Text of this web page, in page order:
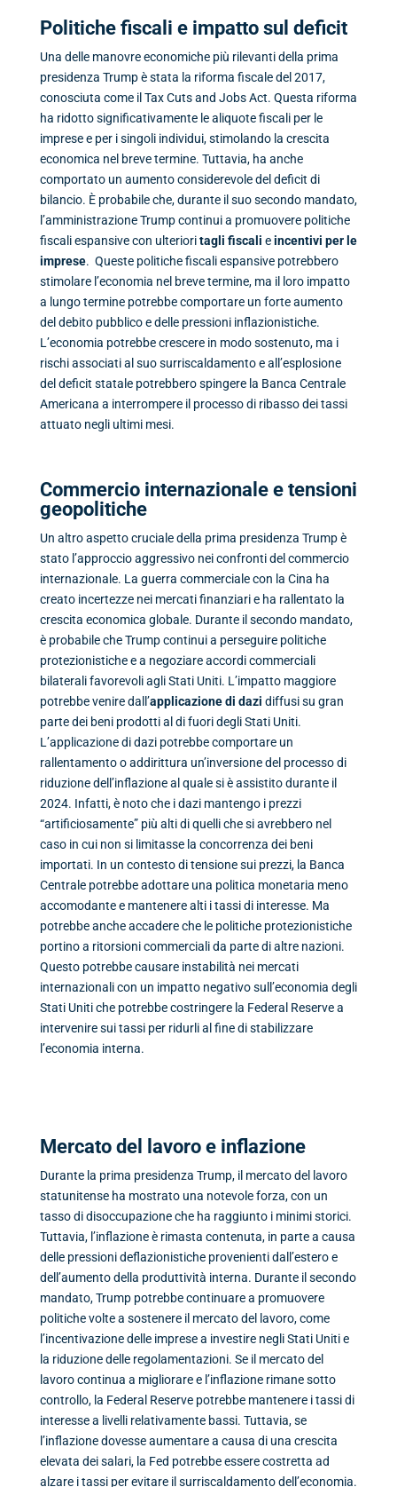
Politiche fiscali e impatto sul deficit
Una delle manovre economiche più rilevanti della prima
presidenza Trump è stata la riforma fiscale del 2017,
conosciuta come il Tax Cuts and Jobs Act. Questa riforma
ha ridotto significativamente le aliquote fiscali per le
imprese e per i singoli individui, stimolando la crescita
economica nel breve termine. Tuttavia, ha anche
comportato un aumento considerevole del deficit di
bilancio. È probabile che, durante il suo secondo mandato,
l’amministrazione Trump continui a promuovere politiche
fiscali espansive con ulterioritagli fiscali eincentivi per le
imprese. Queste politiche fiscali espansive potrebbero
stimolare l’economia nel breve termine, ma il loro impatto
a lungo termine potrebbe comportare un forte aumento
del debito pubblico e delle pressioni inflazionistiche.
L’economia potrebbe crescere in modo sostenuto, ma i
rischi associati al suo surriscaldamento e all’esplosione
del deficit statale potrebbero spingere la Banca Centrale
Americana a interrompere il processo di ribasso dei tassi
attuato negli ultimi mesi.
Commercio internazionale e tensioni
geopolitiche
Un altro aspetto cruciale della prima presidenza Trump è
stato l’approccio aggressivo nei confronti del commercio
internazionale. La guerra commerciale con la Cina ha
creato incertezze nei mercati finanziari e ha rallentato la
crescita economica globale. Durante il secondo mandato,
è probabile che Trump continui a perseguire politiche
protezionistiche e a negoziare accordi commerciali
bilaterali favorevoli agli Stati Uniti. L’impatto maggiore
potrebbe venire dall’applicazione di dazi diffusi su gran
parte dei beni prodotti al di fuori degli Stati Uniti.
L’applicazione di dazi potrebbe comportare un
rallentamento o addirittura un’inversione del processo di
riduzione dell’inflazione al quale si è assistito durante il
2024. Infatti, è noto che i dazi mantengo i prezzi
“artificiosamente” più alti di quelli che si avrebbero nel
caso in cui non si limitasse la concorrenza dei beni
importati. In un contesto di tensione sui prezzi, la Banca
Centrale potrebbe adottare una politica monetaria meno
accomodante e mantenere alti i tassi di interesse. Ma
potrebbe anche accadere che le politiche protezionistiche
portino a ritorsioni commerciali da parte di altre nazioni.
Questo potrebbe causare instabilità nei mercati
internazionali con un impatto negativo sull’economia degli
Stati Uniti che potrebbe costringere la Federal Reserve a
intervenire sui tassi per ridurli al fine di stabilizzare
l’economia interna.
Mercato del lavoro e inflazione
Durante la prima presidenza Trump, il mercato del lavoro
statunitense ha mostrato una notevole forza, con un
tasso di disoccupazione che ha raggiunto i minimi storici.
Tuttavia, l’inflazione è rimasta contenuta, in parte a causa
delle pressioni deflazionistiche provenienti dall’estero e
dell’aumento della produttività interna. Durante il secondo
mandato, Trump potrebbe continuare a promuovere
politiche volte a sostenere il mercato del lavoro, come
l’incentivazione delle imprese a investire negli Stati Uniti e
la riduzione delle regolamentazioni. Se il mercato del
lavoro continua a migliorare e l’inflazione rimane sotto
controllo, la Federal Reserve potrebbe mantenere i tassi di
interesse a livelli relativamente bassi. Tuttavia, se
l’inflazione dovesse aumentare a causa di una crescita
elevata dei salari, la Fed potrebbe essere costretta ad
alzare i tassi per evitare il surriscaldamento dell’economia.